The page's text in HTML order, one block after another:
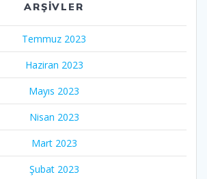
ARŞIVLER
Temmuz 2023
Haziran 2023
Mayıs 2023
Nisan 2023
Mart 2023
Şubat 2023